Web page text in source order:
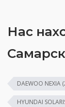
Нас
DAEWOO NEXIA
HYUNDAI